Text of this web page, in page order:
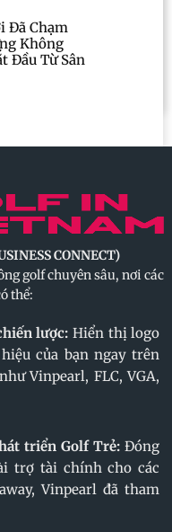
Đã Chạm
Không
Đầu Từ Sân
CONNECT)
golf chuyên sâu, nơi các
thể:
lược: Hiển thị logo
của bạn ngay trên
Vinpearl, FLC, VGA,
triển Golf Trẻ: Đóng
trợ tài chính cho các
Vinpearl đã tham